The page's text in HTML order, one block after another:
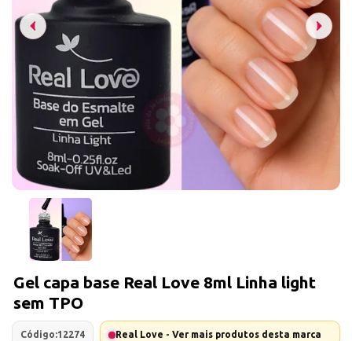
Gel capa base Real Love 8ml Linha light
sem TPO
Código:12274 Real Love - Ver mais produtos desta marca